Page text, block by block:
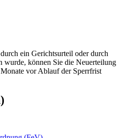
ein Gerichtsurteil oder durch
wurde, können Sie die Neuerteilung
vor Ablauf der Sperrfrist